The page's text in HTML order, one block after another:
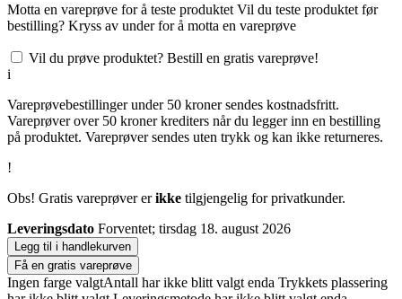
Motta en vareprøve for å teste produktet Vil du teste produktet før
bestilling? Kryss av under for å motta en vareprøve
Vil du prøve produktet? Bestill en gratis vareprøve!
i
Vareprøvebestillinger under 50 kroner sendes kostnadsfritt.
Vareprøver over 50 kroner krediters når du legger inn en bestilling
på produktet. Vareprøver sendes uten trykk og kan ikke returneres.
!
Obs! Gratis vareprøver erikke tilgjengelig for privatkunder.
Leveringsdato Forventet; tirsdag 18. august 2026
Legg til i handlekurven
Få en gratis vareprøve
Ingen farge valgtAntall har ikke blitt valgt enda Trykkets plassering